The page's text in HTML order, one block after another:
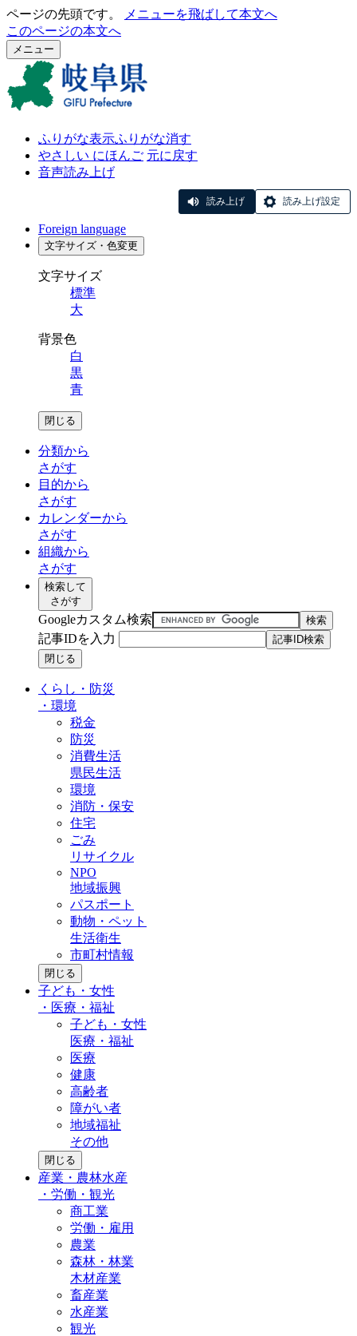
ページの先頭です。
メニューを飛ばして本文へ
このページの本文へ
メニュー
ふりがな表示ふりがな消す
やさしい にほんご 元に戻す
音声読み上げ
読み上げ 読み上げ設定
Foreign language
文字サイズ・色変更
文字サイズ
標準
大
背景色
白
黒
青
閉じる
分類から
さがす
目的から
さがす
カレンダーから
さがす
組織から
さがす
検索して
さがす
Googleカスタム検索
記事IDを入力
閉じる
くらし・防災
・ 環境
税金
防災
消費生活
県民生活
環境
消防・保安
住宅
ごみ
リサイクル
NPO
地域振興
パスポート
動物・ペット
生活衛生
市町村情報
閉じる
子ども・女性
・ 医療・福祉
子ども・女性
医療・福祉
医療
健康
高齢者
障がい者
地域福祉
その他
閉じる
産業・農林水産
・ 労働・観光
商工業
労働・雇用
農業
森林・林業
木材産業
畜産業
水産業
観光